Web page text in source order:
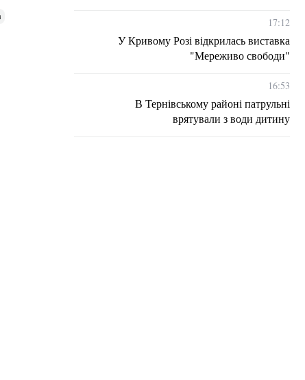
17:12
У Кривому Розі відкрилась виставка
"Мереживо свободи"
16:53
В Тернівському районі патрульні
врятували з води дитину